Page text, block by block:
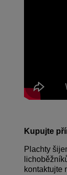
Kupujte
Plachty
kontaktujte